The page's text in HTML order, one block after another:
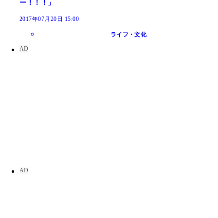
ー！！！」
2017年07月20日 15:00
ライフ・文化